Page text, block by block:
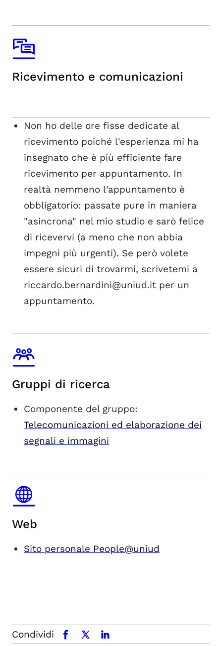
Ricevimento e comunicazioni
Non ho delle ore fisse dedicate al
ricevimento poiché l'esperienza mi ha
insegnato che è più efficiente fare
ricevimento per appuntamento. In
realtà nemmeno l'appuntamento è
obbligatorio: passate pure in maniera
"asincrona" nel mio studio e sarò felice
di ricevervi (a meno che non abbia
impegni più urgenti). Se però volete
essere sicuri di trovarmi, scrivetemi a
riccardo.bernardini@uniud.it per un
appuntamento.
Gruppi di ricerca
Componente del gruppo:
Telecomunicazioni ed elaborazione dei
segnali e immagini
Web
Sito personale People@uniud
Condividi facebookx.comlinkedin